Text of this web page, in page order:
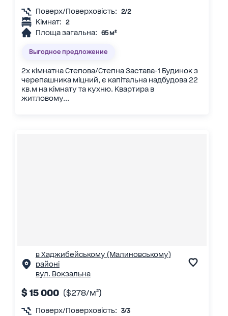
Поверх/Поверховість: 2/2
Кімнат: 2
Площа загальна: 65 м²
Выгодное предложение
2х кімнатна Степова/Степна Застава-1 Будинок з
черепашника міцний, є капітальна надбудова 22
кв.м на кімнату та кухню. Квартира в
житловому...
в Хаджибейському (Малиновському)
районі
вул. Вокзальна
$ 15 000 ($278/м²)
Поверх/Поверховість: 3/3